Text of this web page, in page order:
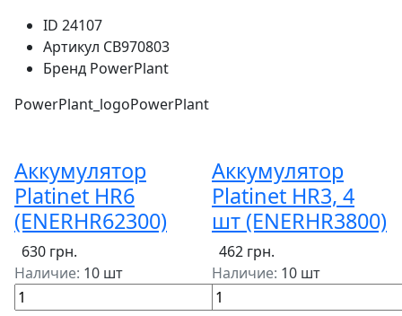
ID 24107
Артикул CB970803
Бренд PowerPlant
PowerPlant_logoPowerPlant
Аккумулятор
Platinet HR6
(ENERHR62300)
630 грн.
Наличие: 10 шт
Аккумулятор
Platinet HR3, 4
шт (ENERHR3800)
462 грн.
Наличие: 10 шт